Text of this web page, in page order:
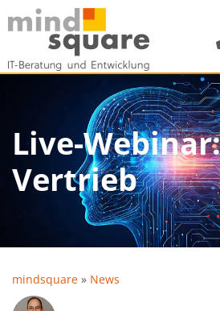
Live-
Vertrieb
mindsquare » News